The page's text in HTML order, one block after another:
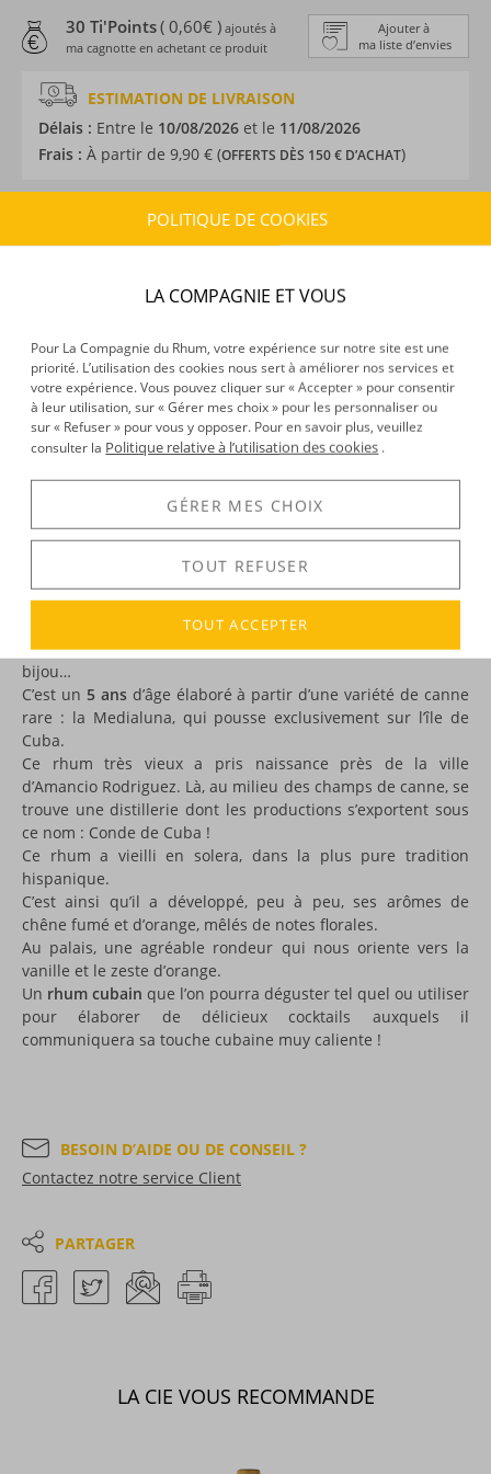
Ajouter à
ma liste d’envies
30 Ti'Points( 0,60€ ) ajoutés à
ma cagnotte en achetant ce produit
ESTIMATION DE LIVRAISON
Délais : Entre le 10/08/2026 et le 11/08/2026
Frais : À partir de 9,90 € (OFFERTS DÈS 150 € D’ACHAT)
CARACTÉRISTIQUES DU PRODUIT
Cuba
Environnement de vieillissement :Tropical
Volume :70CL
Degré :38°
DÉCOUVERTE
Voir tous les produits : Conde de Cuba
La belle robe dorée de ce rhum cubain le rapproche d’un
bijou…
C’est un 5 ans d’âge élaboré à partir d’une variété de canne
rare : la Medialuna, qui pousse exclusivement sur l’île de
Cuba.
Ce rhum très vieux a pris naissance près de la ville
d’Amancio Rodriguez. Là, au milieu des champs de canne, se
trouve une distillerie dont les productions s’exportent sous
ce nom : Conde de Cuba !
Ce rhum a vieilli en solera, dans la plus pure tradition
hispanique.
C’est ainsi qu’il a développé, peu à peu, ses arômes de
chêne fumé et d’orange, mêlés de notes florales.
Au palais, une agréable rondeur qui nous oriente vers la
vanille et le zeste d’orange.
Un rhum cubain que l’on pourra déguster tel quel ou utiliser
pour élaborer de délicieux cocktails auxquels il
communiquera sa touche cubaine muy caliente !
BESOIN D’AIDE OU DE CONSEIL ?
Contactez notre service Client
PARTAGER
LA CIE VOUS RECOMMANDE
POLITIQUE DE COOKIES
LA COMPAGNIE ET VOUS
Pour La Compagnie du Rhum, votre expérience sur notre site est une
priorité. L’utilisation des cookies nous sert à améliorer nos services et
votre expérience. Vous pouvez cliquer sur « Accepter » pour consentir
à leur utilisation, sur « Gérer mes choix » pour les personnaliser ou
sur « Refuser » pour vous y opposer. Pour en savoir plus, veuillez
consulter la Politique relative à l’utilisation des cookies .
GÉRER MES CHOIX
TOUT REFUSER
TOUT ACCEPTER